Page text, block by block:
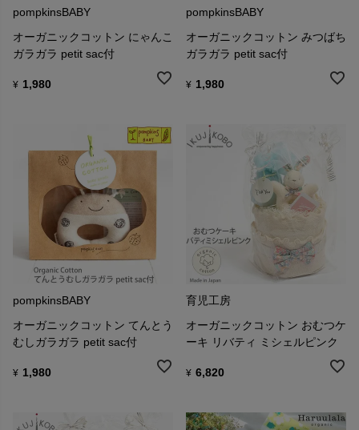
pompkinsBABY
オーガニックコットン にゃんこ
ガラガラ petit sac付
¥ 1,980
pompkinsBABY
オーガニックコットン みつばち
ガラガラ petit sac付
¥ 1,980
pompkinsBABY
オーガニックコットン てんとう
むしガラガラ petit sac付
¥ 1,980
育児工房
オーガニックコットン おむつケ
ーキ リバティ ミシェルピンク
¥ 6,820